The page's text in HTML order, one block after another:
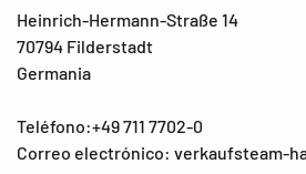
Heinrich-Hermann-Straße 14
70794 Filderstadt
Germania
Teléfono:+49 711 7702-0
Correo electrónico: verkaufsteam-